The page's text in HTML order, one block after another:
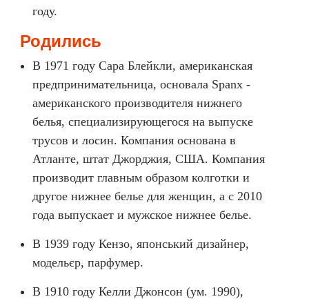
году.
Родились
В 1971 году Сара Блейкли, американская
предпринимательница, основала Spanx -
американского производителя нижнего
белья, специализирующегося на выпуске
трусов и лосин. Компания основана в
Атланте, штат Джорджия, США. Компания
производит главным образом колготки и
другое нижнее белье для женщин, а с 2010
года выпускает и мужское нижнее белье.
В 1939 году Кензо, японський дизайнер,
модельєр, парфумер.
В 1910 году Келли Джонсон (ум. 1990),